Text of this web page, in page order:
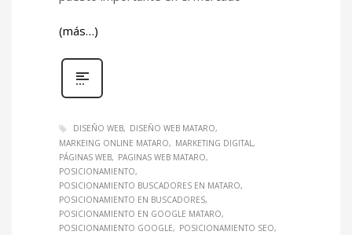
(más…)
DISEÑO WEB
DISEÑO WEB MATARO
MARKEING ONLINE MATARO
MARKETING DIGITAL
PÁGINAS WEB
PAGINAS WEB MATARO
POSICIONAMIENTO
POSICIONAMIENTO BUSCADORES EN MATARO
POSICIONAMIENTO EN BUSCADORES
POSICIONAMIENTO EN GOOGLE MATARO
POSICIONAMIENTO GOOGLE
POSICIONAMIENTO SEO